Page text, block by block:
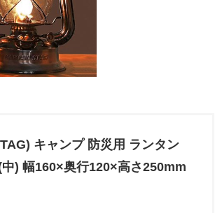
キャンプ 防災用 ランタン
) 幅160×奥行120×高さ250mm